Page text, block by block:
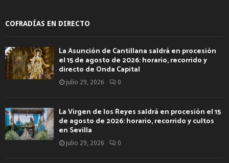
COFRADÍAS EN DIRECTO
La Asunción de Cantillana saldrá en procesión
el 15 de agosto de 2026: horario, recorrido y
directo de Onda Capital
julio 29, 2026 0
La Virgen de los Reyes saldrá en procesión el 15
de agosto de 2026: horario, recorrido y cultos
en Sevilla
julio 29, 2026 0